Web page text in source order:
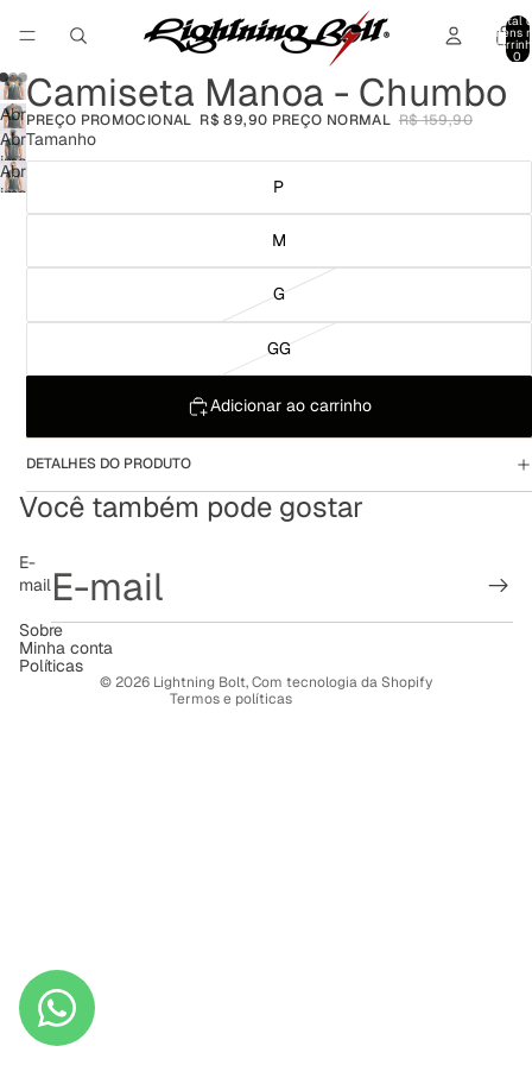
Total
itens
0
Abrir
imagem
em
tela
Abrir
imagem
em
Abrir
imagem
cheia
Camiseta Manoa - Chumbo
PREÇO PROMOCIONAL R$ 89,90 PREÇO NORMAL R$ 159,90
Tamanho
P
M
G
GG
Adicionar ao carrinho
DETALHES DO PRODUTO
Você também pode gostar
E-
mail
Sobre
Minha conta
Políticas
© 2026 Lightning Bolt,Com tecnologia da Shopify
Termos e políticas
Política de privacidade
Termos de serviço
Política de frete